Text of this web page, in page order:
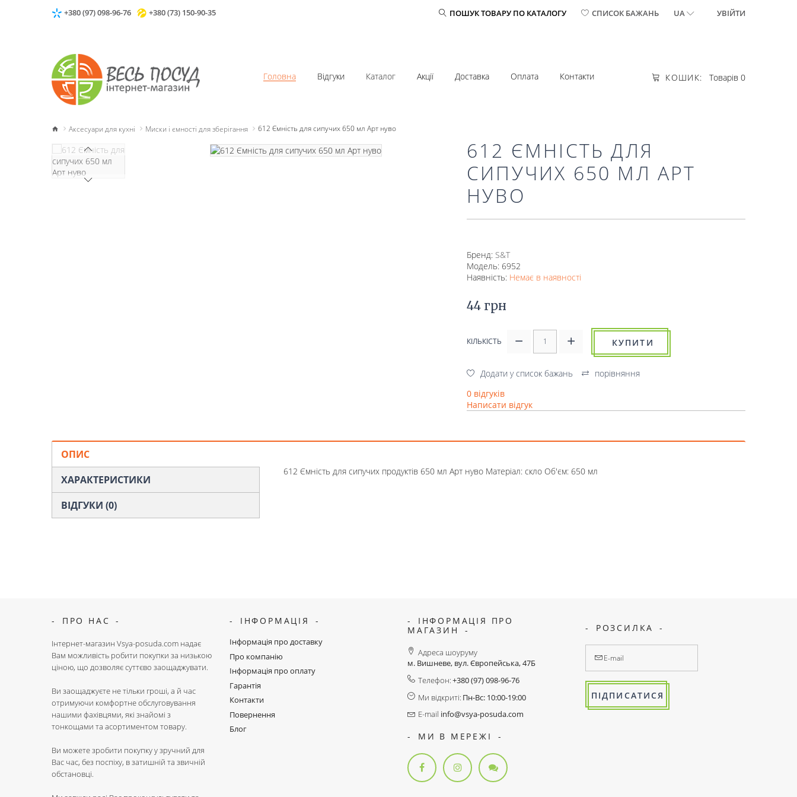
+380 (97) 098-96-76 +380 (73) 150-90-35 ПОШУК ТОВАРУ ПО КАТАЛОГУ СПИСОК БАЖАНЬ UA УВІЙТИ
КОШИК: Товарів 0
Головна Відгуки Каталог Акції Доставка Оплата Контакти
Аксесуари для кухні Миски і ємності для зберігання 612 Ємність для сипучих 650 мл Арт нуво
612 ЄМНІСТЬ ДЛЯ
СИПУЧИХ 650 МЛ АРТ
НУВО
Бренд: S&T
Модель: 6952
Наявність: Немає в наявності
44 грн
КІЛЬКІСТЬ КУПИТИ
Додати у список бажань
порівняння
0 відгуків
Написати відгук
ОПИС
ХАРАКТЕРИСТИКИ
ВІДГУКИ (0)
612 Ємність для сипучих продуктів 650 мл Арт нуво Матеріал: скло Об'єм: 650 мл
ПРО НАС
Інтернет-магазин Vsya-posuda.com надає
Вам можливість робити покупки за низькою
ціною, що дозволяє суттєво заощаджувати.
Ви заощаджуєте не тільки гроші, а й час
отримуючи комфортне обслуговування
нашими фахівцями, які знайомі з
тонкощами та асортиментом товару.
Ви можете зробити покупку у зручний для
Вас час, без поспіху, в затишній та звичній
обстановці.
ІНФОРМАЦІЯ
Інформація про доставку
Про компанію
Інформація про оплату
Гарантія
Контакти
Повернення
Блог
ІНФОРМАЦІЯ ПРО
МАГАЗИН
Адреса шоуруму
м. Вишневе, вул. Європейська, 47Б
Телефон:+380 (97) 098-96-76
Ми відкриті: Пн-Вс: 10:00-19:00
E-mail info@vsya-posuda.com
МИ В МЕРЕЖІ
РОЗСИЛКА
ПІДПИСАТИСЯ